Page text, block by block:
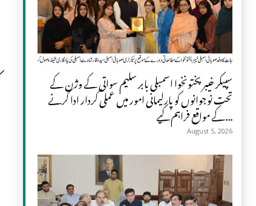
سپیکر خیبر پختونخوا اسمبلی بابر سلیم سواتی کے وژن کے
تحت نوجوانوں کو پارلیمانی امور میں عملی کردار ادا کرنے
کے مواقع فراہم کیے...
August 5, 2026